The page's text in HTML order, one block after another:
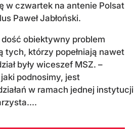
w czwartek na antenie Polsat
Paweł Jabłoński.
obiektywny problem
tych, którzy popełniają nawet
były wiceszef MSZ. –
podnosimy, jest
w ramach jednej instytucji